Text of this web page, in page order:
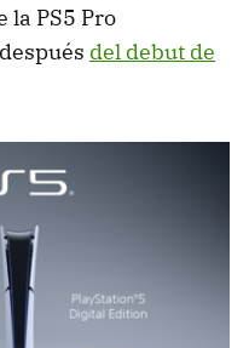
la PS5 Pro
del debut de